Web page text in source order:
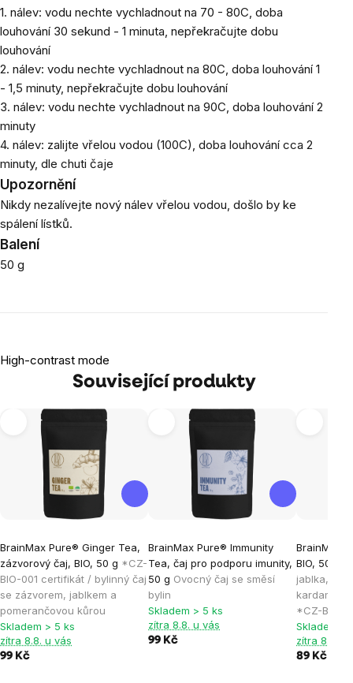
1. nálev: vodu nechte vychladnout na 70 - 80C, doba
louhování 30 sekund - 1 minuta, nepřekračujte dobu
louhování
2. nálev: vodu nechte vychladnout na 80C, doba louhování 1
- 1,5 minuty, nepřekračujte dobu louhování
3. nálev: vodu nechte vychladnout na 90C, doba louhování 2
minuty
4. nálev: zalijte vřelou vodou (100C), doba louhování cca 2
minuty, dle chuti čaje
Upozornění
Nikdy nezalívejte nový nálev vřelou vodou, došlo by ke
spálení lístků.
Balení
50 g
High-contrast mode
Související produkty
BrainMax Pure® Ginger Tea,
zázvorový čaj, BIO, 50 g *CZ-
BIO-001 certifikát / bylinný čaj
se zázvorem, jablkem a
pomerančovou kůrou
Skladem > 5 ks
zítra 8.8. u vás
99 Kč
BrainMax Pure® Immunity
Tea, čaj pro podporu imunity,
50 g Ovocný čaj se směsí
bylin
Skladem > 5 ks
zítra 8.8. u vás
99 Kč
BrainMax
BIO, 50 g
jablka,
*CZ-BIO-
Skladem >
zítra 8.8. u
89 Kč